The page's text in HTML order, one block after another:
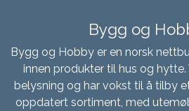
Bygg og
Bygg og Hobby er en norsk
innen produkter til hus og
belysning og har vokst til å tilby
oppdatert sortiment, med